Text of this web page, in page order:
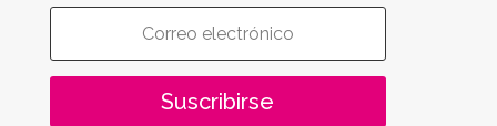
Suscribirse